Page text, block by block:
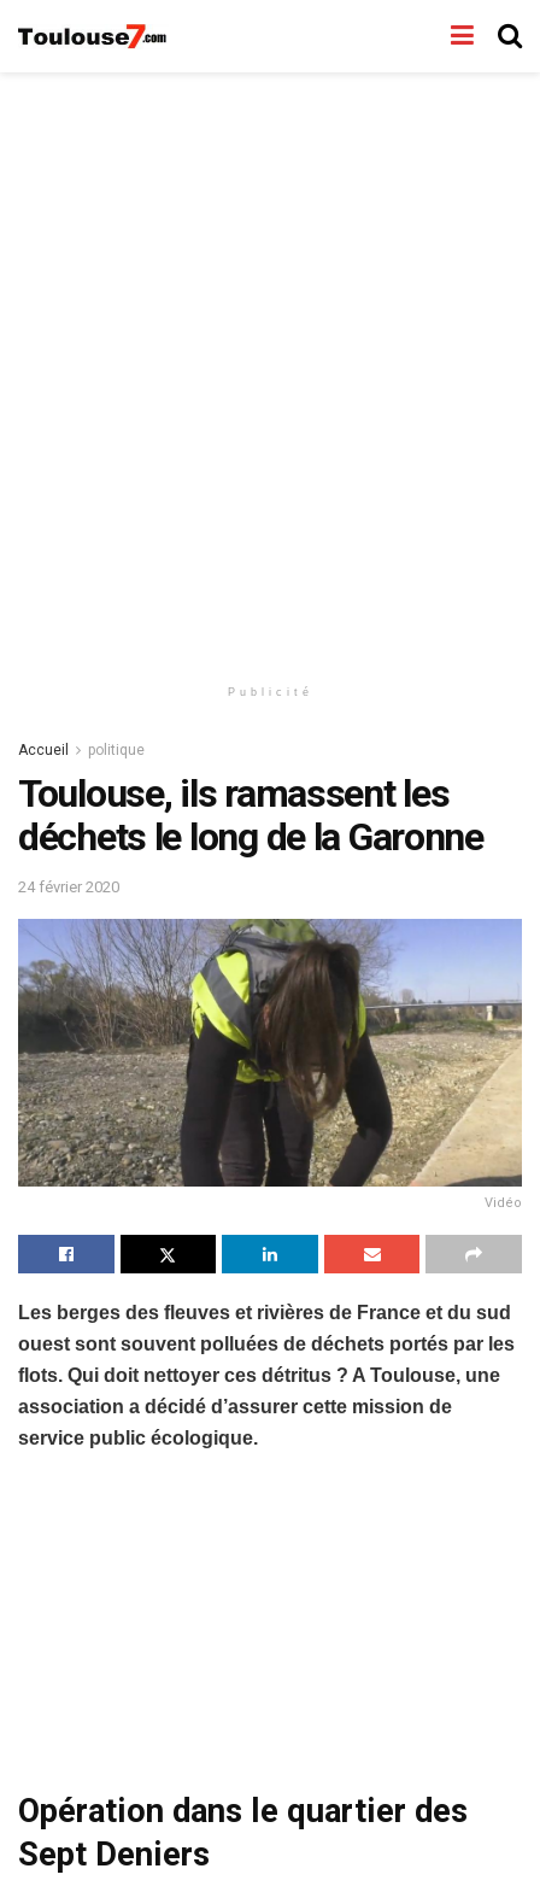
Publicité
Accueil politique
Toulouse, ils ramassent les
déchets le long de la Garonne
24 février 2020
Vidéo
Les berges des fleuves et rivières de France et du sud
ouest sont souvent polluées de déchets portés par les
flots. Qui doit nettoyer ces détritus ? A Toulouse, une
association a décidé d’assurer cette mission de
service public écologique.
Opération dans le quartier des
Sept Deniers